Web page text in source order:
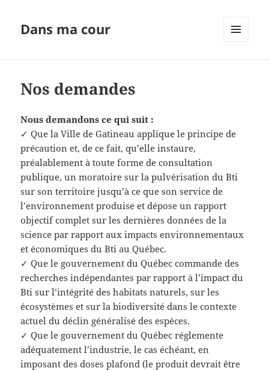
Dans ma cour
Nos demandes
Nous demandons ce qui suit :
✓ Que la Ville de Gatineau applique le principe de
précaution et, de ce fait, qu’elle instaure,
préalablement à toute forme de consultation
publique, un moratoire sur la pulvérisation du Bti
sur son territoire jusqu’à ce que son service de
l’environnement produise et dépose un rapport
objectif complet sur les dernières données de la
science par rapport aux impacts environnementaux
et économiques du Bti au Québec.
✓ Que le gouvernement du Québec commande des
recherches indépendantes par rapport à l’impact du
Bti sur l’intégrité des habitats naturels, sur les
écosystèmes et sur la biodiversité dans le contexte
actuel du déclin généralisé des espèces.
✓ Que le gouvernement du Québec réglemente
adéquatement l’industrie, le cas échéant, en
imposant des doses plafond (le produit devrait être